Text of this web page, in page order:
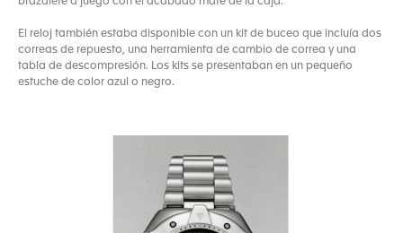
El reloj también estaba disponible con un kit de buceo que incluía dos
correas de repuesto, una herramienta de cambio de correa y una
tabla de descompresión. Los kits se presentaban en un pequeño
estuche de color azul o negro.